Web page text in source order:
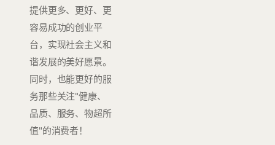
提供更多、更好、更
容易成功的创业平
台，实现社会主义和
谐发展的美好愿景。
同时，也能更好的服
务那些关注"健康、
品质、服务、物超所
值"的消费者！